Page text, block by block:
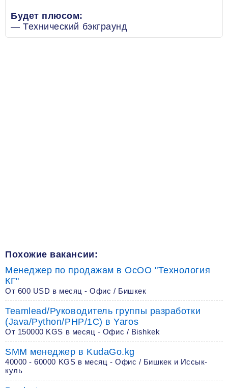
Будет плюсом:
— Технический бэкграунд
Похожие вакансии:
Менеджер по продажам в OcOO "Технология
КГ"
От 600 USD в месяц - Офис / Бишкек
Teamlead/Руководитель группы разработки
(Java/Python/PHP/1C) в Yaros
От 150000 KGS в месяц - Офис / Bishkek
SMM менеджер в KudaGo.kg
40000 - 60000 KGS в месяц - Офис / Бишкек и Иссык-
куль